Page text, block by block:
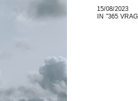
15/08/2023
IN "365